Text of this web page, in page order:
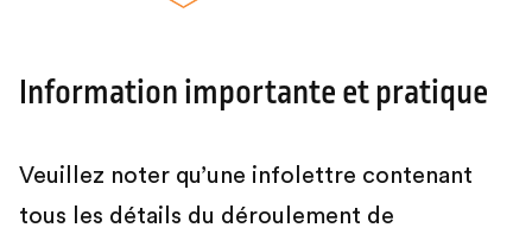
Information importante et pratique
Veuillez noter qu’une infolettre contenant
tous les détails du déroulement de